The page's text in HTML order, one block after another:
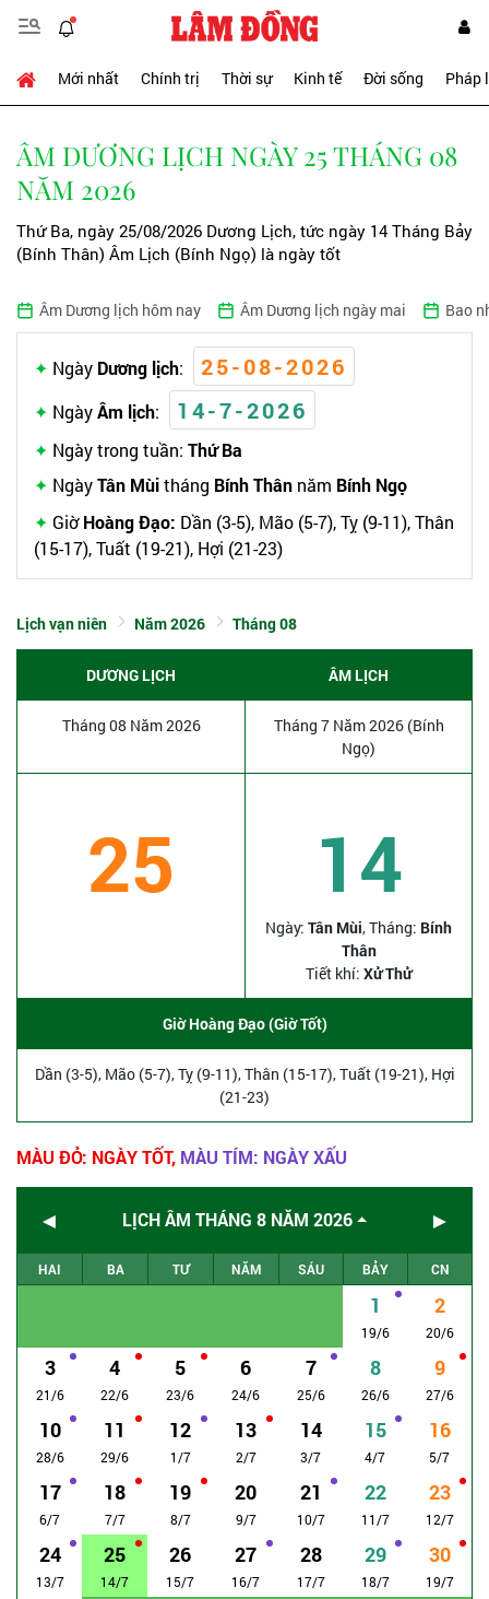
Mới nhất Chính trị Thời sự Kinh tế Đời sống Pháp
ÂM DƯƠNG LỊCH NGÀY 25 THÁNG 08
NĂM 2026
Thứ Ba, ngày 25/08/2026 Dương Lịch, tức ngày 14 Tháng Bảy
(Bính Thân) Âm Lịch (Bính Ngọ) là ngày tốt
Âm Dương lịch hôm nay Âm Dương lịch ngày mai Bao
Ngày Dương lịch: 25-08-2026
NgàyÂm lịch: 14-7-2026
Ngày trong tuần: Thứ Ba
NgàyTân Mùitháng Bính Thân năm Bính Ngọ
GiờHoàng Đạo: Dần (3-5), Mão (5-7), Tỵ (9-11), Thân
(15-17), Tuất (19-21), Hợi (21-23)
Lịch vạn niên Năm 2026 Tháng 08
DƯƠNG LỊCH ÂM LỊCH
Tháng 08 Năm 2026
Tháng 7 Năm 2026 (Bính
Ngọ)
25 14
Ngày: Tân Mùi, Tháng: Bính
Thân
Tiết khí: Xử Thử
Giờ Hoàng Đạo (Giờ Tốt)
Dần (3-5), Mão (5-7), Tỵ (9-11), Thân (15-17), Tuất (19-21), Hợi
(21-23)
MÀU ĐỎ: NGÀY TỐT, MÀU TÍM: NGÀY XẤU
◄ LỊCH ÂM THÁNG 8 NĂM 2026 ►
HAI BA TƯ NĂM SÁU BẢY CN
1
19/6
2
20/6
3
21/6
4
22/6
5
23/6
6
24/6
7
25/6
8
26/6
9
27/6
10
28/6
11
29/6
12
1/7
13
2/7
14
3/7
15
4/7
16
5/7
17
6/7
18
7/7
19
8/7
20
9/7
21
10/7
22
11/7
23
12/7
24
13/7
25
14/7
26
15/7
27
16/7
28
17/7
29
18/7
30
19/7